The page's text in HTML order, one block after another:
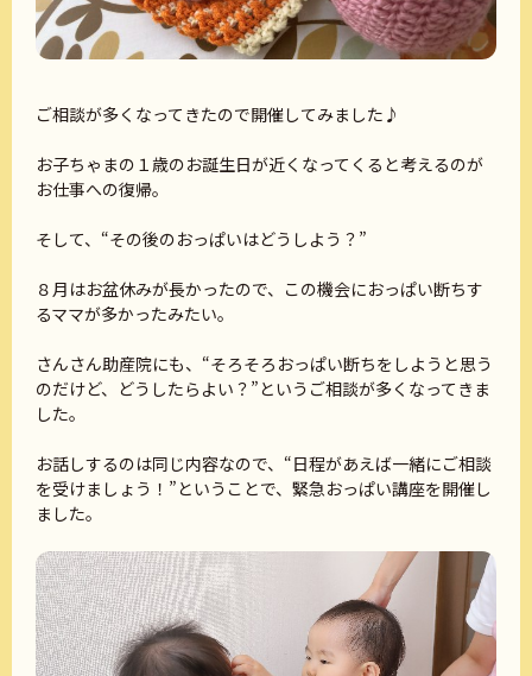
ご相談が多くなってきたので開催してみました♪
お子ちゃまの１歳のお誕生日が近くなってくると考えるのが
お仕事への復帰。
そして、“その後のおっぱいはどうしよう？”
８月はお盆休みが長かったので、この機会におっぱい断ちす
るママが多かったみたい。
さんさん助産院にも、“そろそろおっぱい断ちをしようと思う
のだけど、どうしたらよい？”というご相談が多くなってきま
した。
お話しするのは同じ内容なので、“日程があえば一緒にご相談
を受けましょう！”ということで、緊急おっぱい講座を開催し
ました。